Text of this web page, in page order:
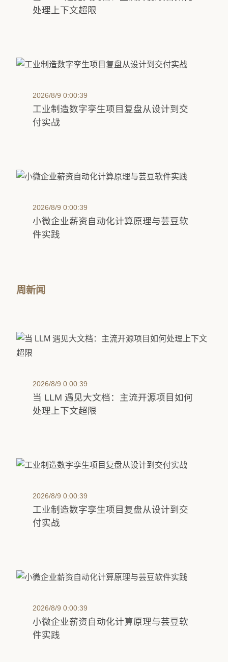
处理上下文超限
2026/8/9 0:00:39
工业制造数字孪生项目复盘从设计到交
付实战
2026/8/9 0:00:39
小微企业薪资自动化计算原理与芸豆软
件实践
周新闻
2026/8/9 0:00:39
当 LLM 遇见大文档：主流开源项目如何
处理上下文超限
2026/8/9 0:00:39
工业制造数字孪生项目复盘从设计到交
付实战
2026/8/9 0:00:39
小微企业薪资自动化计算原理与芸豆软
件实践